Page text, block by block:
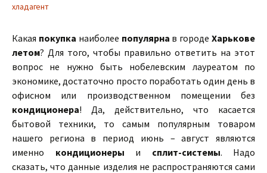
хладагент
Какая покупка наиболее популярна в городеХарькове
летом? Для того, чтобы правильно ответить на этот
вопрос не нужно быть нобелевским лауреатом по
экономике, достаточно просто поработать один день в
офисном или производственном помещении без
кондиционера! Да, действительно, что касается
бытовой техники, то самым популярным товаром
нашего региона в период июнь – август являются
именно кондиционеры и сплит-системы. Надо
сказать, что данные изделия не распространяются сами